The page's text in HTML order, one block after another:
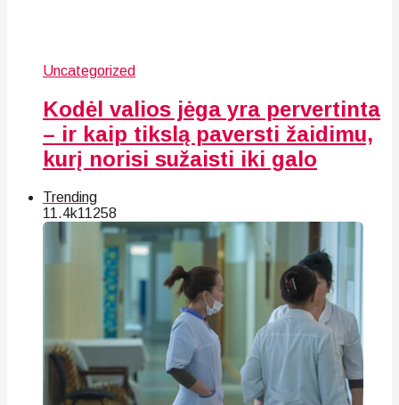
Uncategorized
Kodėl valios jėga yra pervertinta
– ir kaip tikslą paversti žaidimu,
kurį norisi sužaisti iki galo
Trending
11.4k11258